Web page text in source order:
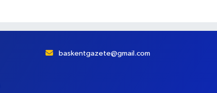
baskentgazete@gmail.com